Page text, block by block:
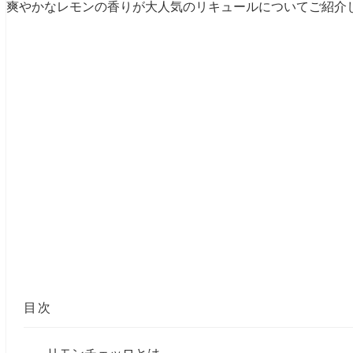
爽やかなレモンの香りが大人気のリキュールについてご紹介
目次